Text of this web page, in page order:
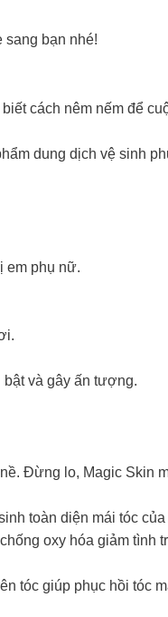
sang bạn nhé!
cách nêm nếm để
dung dịch vệ sinh
em phụ nữ.
bật và gây ấn tượng.
Đừng lo, Magic Skin
toàn diện mái tóc của
oxy hóa giảm tình
tóc giúp phục hồi tóc